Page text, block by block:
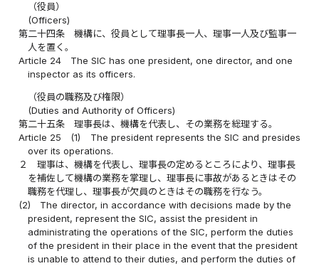
（役員）
(Officers)
第二十四条
機構に、役員として理事長一人、理事一人及び監事一
人を置く。
Article 24
The SIC has one president, one director, and one
inspector as its officers.
（役員の職務及び権限）
(Duties and Authority of Officers)
第二十五条
理事長は、機構を代表し、その業務を総理する。
Article 25
(1)
The president represents the SIC and presides
over its operations.
２
理事は、機構を代表し、理事長の定めるところにより、理事長
を補佐して機構の業務を掌理し、理事長に事故があるときはその
職務を代理し、理事長が欠員のときはその職務を行なう。
(2)
The director, in accordance with decisions made by the
president, represent the SIC, assist the president in
administrating the operations of the SIC, perform the duties
of the president in their place in the event that the president
is unable to attend to their duties, and perform the duties of